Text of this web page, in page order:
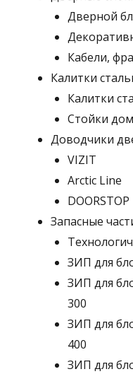
Дверной
Кабели,
Калитки
Калитки
Стойки
Доводчики
VIZIT
Arctic Line
DOORSTOP
Запасные
ЗИП для
ЗИП для
300
ЗИП для
400
ЗИП для